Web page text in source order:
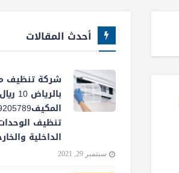
أحدث المقالات
شركة تنظيف
تنظيف
الداخلية
سبتمبر 29, 2021